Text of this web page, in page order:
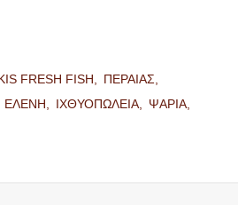
FRESH FISH,
ΠΕΡΑΙΑΣ,
ΕΛΕΝΗ, ΙΧΘΥΟΠΩΛΕΙΑ,
ΨΑΡΙΑ,